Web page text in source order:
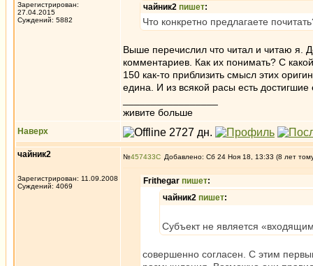
Зарегистрирован:
27.04.2015
Суждений: 5882
чайник2 пишет:
Что конкретно предлагаете
Выше перечислил что читал и читаю я.
комментариев. Как их понимать? С
150 как-то приблизить смысл этих
едина. И из всякой расы есть
живите больше
Наверх
чайник2
Зарегистрирован: 11.09.2008
Суждений: 4069
№457433 Добавлено: Сб 24 Ноя 18, 13:33 (8 лет
Frithegar пишет:
чайник2 пишет:
Субъект не является
совершенно согласен. С этим